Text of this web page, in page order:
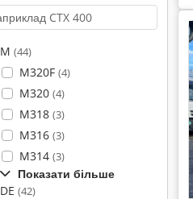
M (44)
M320F (4)
M320 (4)
M318 (3)
M316 (3)
M314 (3)
Показати більше
DE (42)